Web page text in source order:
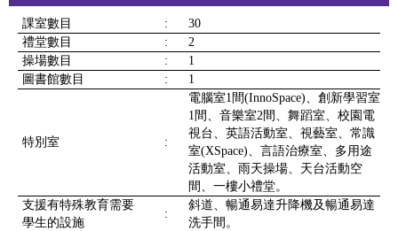
課室數目 :
30
禮堂數目
:
2
操場數目
:
1
圖書館數目
: 1
特別室 :
電腦室1間(InnoSpace)、創新學習室
1間、音樂室2間、舞蹈室、校園電
視台、英語活動室、視藝室、常識
室(XSpace)、言語治療室、多用途
活動室、雨天操場、天台活動空
間、一樓小禮堂。
支援有特殊教育需要
學生的設施
:
斜道、暢通易達升降機及暢通易達
洗手間。